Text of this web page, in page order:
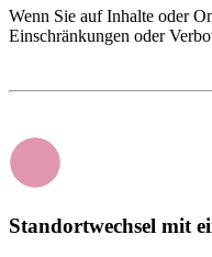
Wenn Sie auf Inhalte oder
Einschränkungen oder
Standortwechsel mit